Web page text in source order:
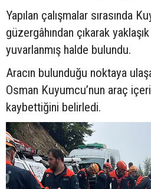
Yapılan çalışmalar sırasında
güzergâhından çıkarak
yuvarlanmış halde bulundu.
Aracın bulunduğu noktaya
Osman Kuyumcu’nun araç
kaybettiğini belirledi.